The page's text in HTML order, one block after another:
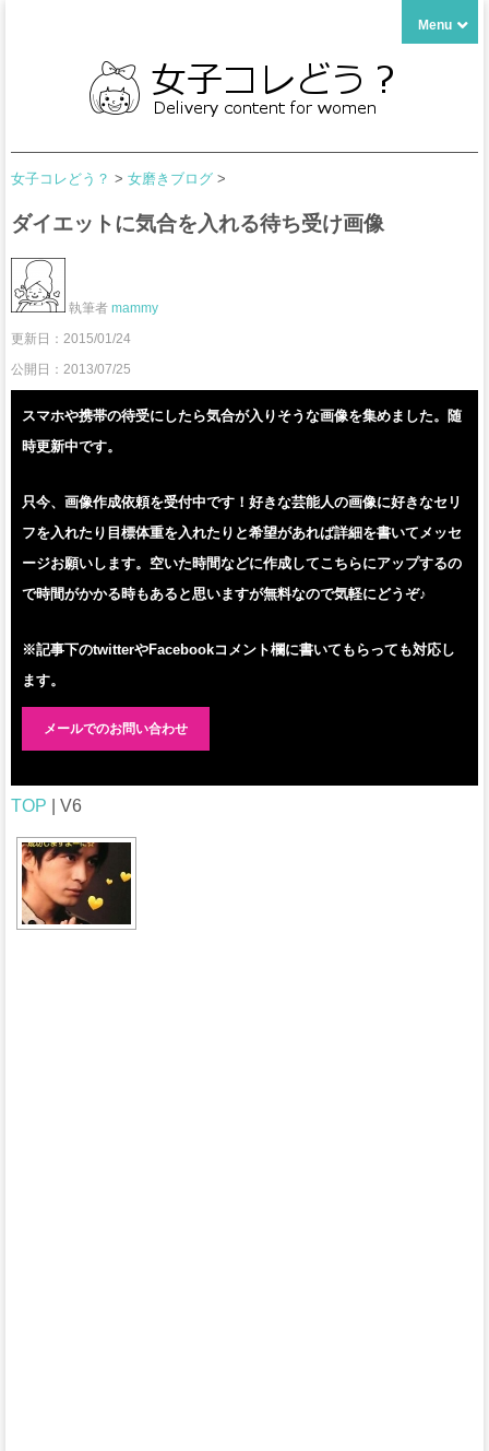
Menu
女子コレどう？ > 女磨きブログ >
ダイエットに気合を入れる待ち受け画像
執筆者 mammy
更新日： 2015/01/24
公開日：2013/07/25
スマホや携帯の待受にしたら気合が入りそうな画像を集めました。随
時更新中です。
只今、画像作成依頼を受付中です！好きな芸能人の画像に好きなセリ
フを入れたり目標体重を入れたりと希望があれば詳細を書いてメッセ
ージお願いします。空いた時間などに作成してこちらにアップするの
で時間がかかる時もあると思いますが無料なので気軽にどうぞ♪
※記事下のtwitterやFacebookコメント欄に書いてもらっても対応し
ます。
メールでのお問い合わせ
TOP | V6